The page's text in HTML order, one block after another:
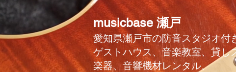
musicbase 瀬戸
愛知県瀬戸市の防音スタジオ付
ゲストハウス、音楽教室、 貸し
楽器、音響機材レンタル、